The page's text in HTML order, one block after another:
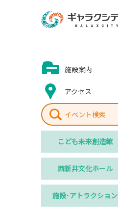
施設案内
アクセス
イベント検索
こども未来創造館
西新井文化ホール
施設･アトラクション